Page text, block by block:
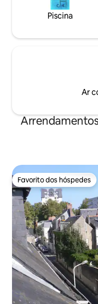
Piscina
Ar
Favorito dos hóspedes
Favorito dos hóspedes